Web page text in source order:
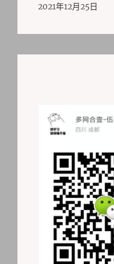
2021年12月25日